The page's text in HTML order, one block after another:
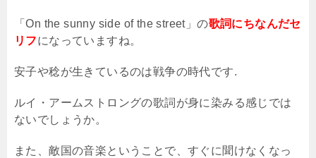
「On the sunny side of the street」の歌詞にちなんだセ
リフになっていますね。
安子や稔が生きているのは戦争の時代です.
ルイ・アームストロングの歌詞が身に染みる感じでは
ないでしょうか。
また、敵国の音楽ということで、すぐに聞けなくなっ